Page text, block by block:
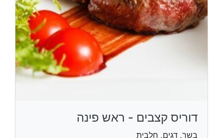
דוריס קצבים - ראש פינה
בשר, דגים, חלבית